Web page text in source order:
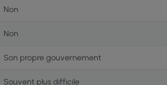
Non
Non
Son propre gouvernement
Souvent plus difficile